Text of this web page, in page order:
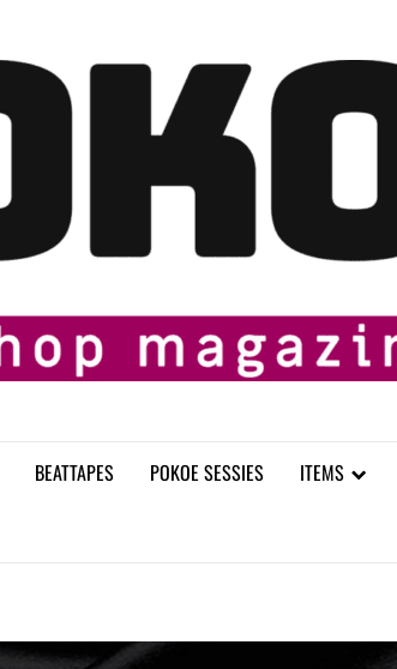
BEATTAPES POKOE SESSIES ITEMS